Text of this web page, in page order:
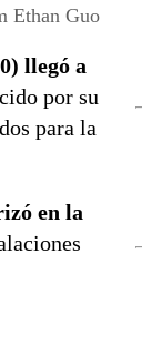
Ethan Guo
llegó a
por su
para la
en la